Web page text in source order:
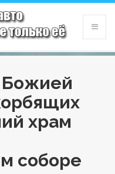
Божией
храм
соборе